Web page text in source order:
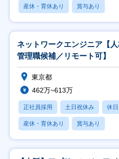
産休・育休あり 賞与あり
ネットワークエンジニア【
管理職候補／リモート可】
東京都
462万~613万
正社員採用 土日祝休み 休
産休・育休あり 賞与あり